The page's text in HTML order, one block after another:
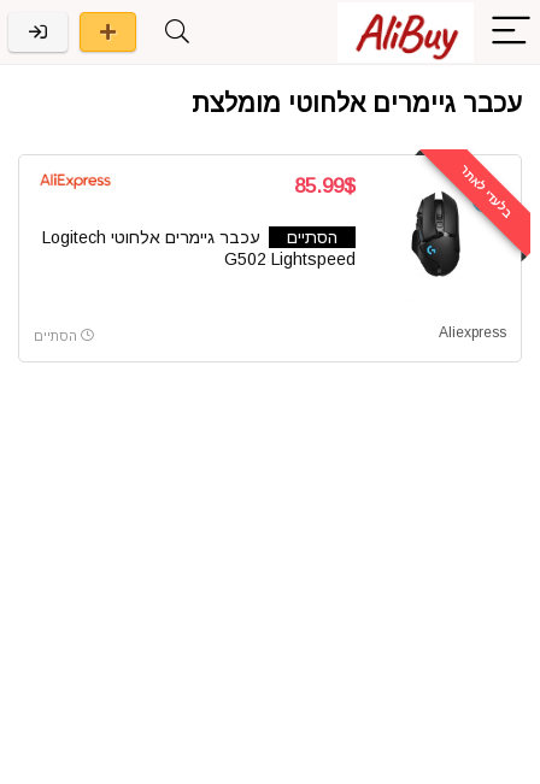
עכבר גיימרים אלחוטי מומלצת
בלעדי לאתר 85.99$
הסתיים
עכבר גיימרים אלחוטי Logitech
G502 Lightspeed
Aliexpress הסתיים